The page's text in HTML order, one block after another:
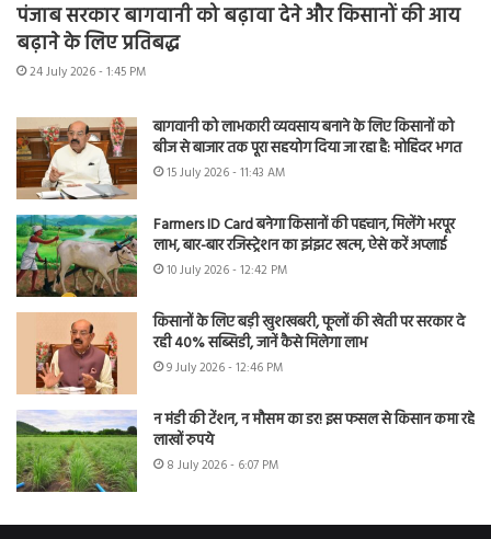
पंजाब सरकार बागवानी को बढ़ावा देने और किसानों की आय
बढ़ाने के लिए प्रतिबद्ध
24 July 2026 - 1:45 PM
बागवानी को लाभकारी व्यवसाय बनाने के लिए किसानों को
बीज से बाजार तक पूरा सहयोग दिया जा रहा है: मोहिंदर भगत
15 July 2026 - 11:43 AM
Farmers ID Card बनेगा किसानों की पहचान, मिलेंगे भरपूर
लाभ, बार-बार रजिस्ट्रेशन का झंझट खत्म, ऐसे करें अप्लाई
10 July 2026 - 12:42 PM
किसानों के लिए बड़ी खुशखबरी, फूलों की खेती पर सरकार दे
रही 40% सब्सिडी, जानें कैसे मिलेगा लाभ
9 July 2026 - 12:46 PM
न मंडी की टेंशन, न मौसम का डर! इस फसल से किसान कमा रहे
लाखों रुपये
8 July 2026 - 6:07 PM